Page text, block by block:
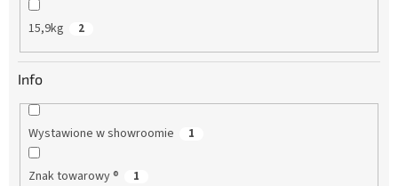
15,9kg 2
Info
Wystawione w showroomie 1
Znak towarowy ® 1